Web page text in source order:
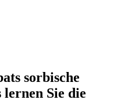
sorbische
Sie die